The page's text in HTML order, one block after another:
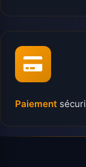
Paiement